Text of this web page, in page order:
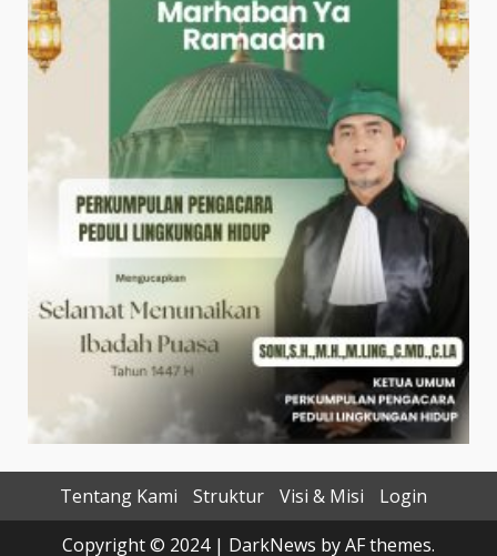
Tentang Kami Struktur Visi & Misi
Login
Copyright © 2024 | DarkNews by AF themes.